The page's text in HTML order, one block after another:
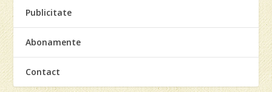
Publicitate
Abonamente
Contact